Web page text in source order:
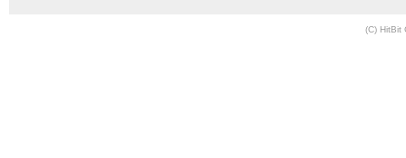
(C) HitBit